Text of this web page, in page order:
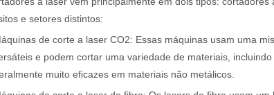
e setores distintos:
de corte a laser CO2: Essas máquinas usam uma
e podem cortar uma variedade de materiais,
muito eficazes em materiais não metálicos.